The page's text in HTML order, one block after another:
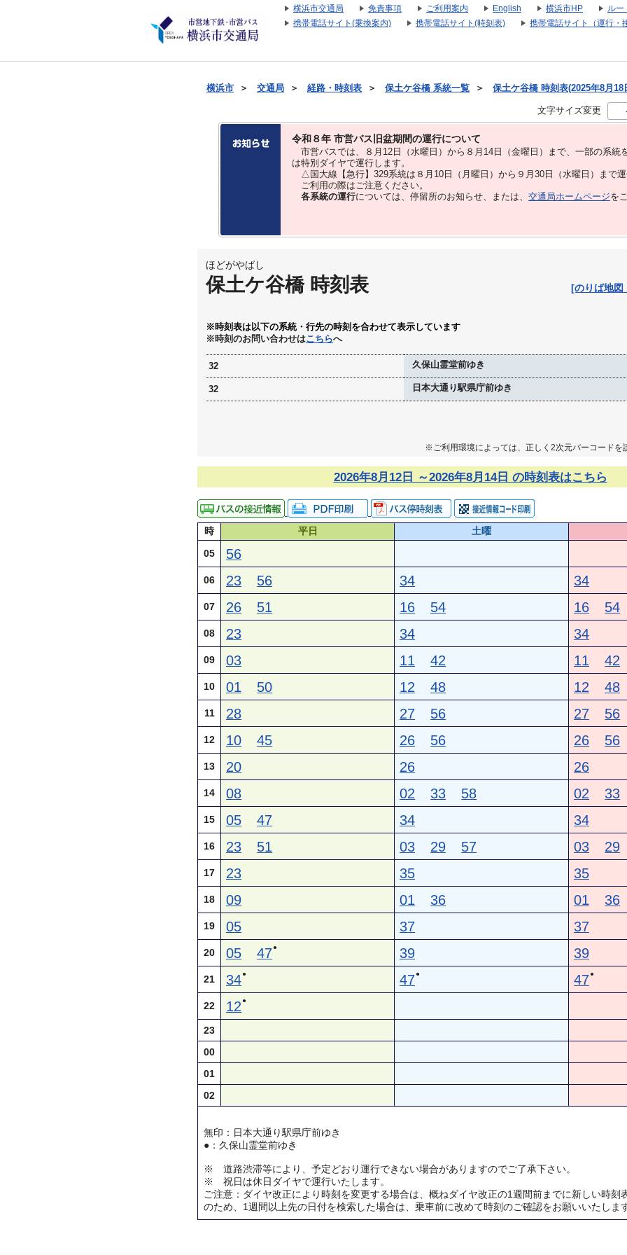
横浜市交通局 免責事項 ご利用案内 English 横浜市HP ルー
携帯電話サイト(乗換案内)
携帯電話サイト(時刻表) 携帯電話サイト（運行・
横浜市 ＞ 交通局 ＞ 経路・時刻表 ＞ 保土ケ谷橋 系統一覧 ＞ 保土ケ谷橋 時刻表(2025年8月18
文字サイズ変更
令和８年 市営バス旧盆期間の運行について
市営バスでは、８⽉12⽇（水曜日）から８⽉14⽇（金曜日）まで、⼀部の系統
は特別ダイヤで運⾏します。
△国大線【急行】329系統は８月10日（月曜日）から９月30日（水曜日）まで運
ご利用の際はご注意ください。
各系統の運行については、停留所のお知らせ、または、 交通局ホームページを
ほどがやばし
保土ケ谷橋 時刻表 [のりば地図
※時刻表は以下の系統・行先の時刻を合わせて表示しています
※時刻のお問い合わせはこちらへ
32 久保山霊堂前ゆき
32 日本大通り駅県庁前ゆき
※ご利用環境によっては、正しく2次元バーコードを
2026年8月12日 ～2026年8月14日 の時刻表はこちら
時 平日 土曜
05
56
06 23 56 34 34
07 26 51 16 54 16 54
08 23 34 34
09 03 11 42 11 42
10 01 50 12 48 12 48
11 28 27 56 27 56
12 10 45 26 56 26 56
13 20 26 26
14 08 02 33 58 02 33
15 05 47 34 34
16 23 51 03 29 57 03 29
17 23 35 35
18 09 01 36 01 36
19 05 37 37
20 05 47● 39 39
21 34● 47● 47●
22 12 ●
23
00
01
02
無印：日本大通り駅県庁前ゆき
●：久保山霊堂前ゆき
※ 道路渋滞等により、予定どおり運行できない場合がありますのでご了承下さい。
※ 祝日は休日ダイヤで運行いたします。
ご注意：ダイヤ改正により時刻を変更する場合は、概ねダイヤ改正の1週間前までに新しい時刻
のため、1週間以上先の日付を検索した場合は、乗車前に改めて時刻のご確認をお願いいたします